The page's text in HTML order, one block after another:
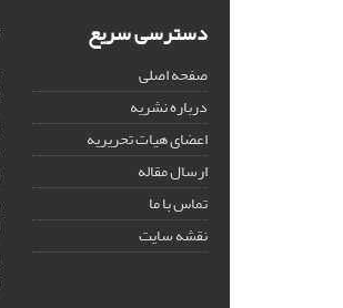
دسترسی سریع
صفحه اصلی
درباره نشریه
اعضای هیات تحریریه
ارسال مقاله
تماس با ما
نقشه سایت